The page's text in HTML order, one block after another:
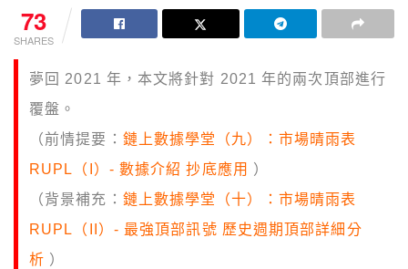
73
SHARES
夢回 2021 年，本文將針對 2021 年的兩次頂部進行
覆盤。
（前情提要： 鏈上數據學堂（九）：市場晴雨表
RUPL（I）- 數據介紹 抄底應用 ）
（背景補充： 鏈上數據學堂（十）：市場晴雨表
RUPL（II）- 最強頂部訊號 歷史週期頂部詳細分
析 ）